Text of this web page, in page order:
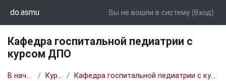
do.asmu Вы не вошли в систему (Вход)
Кафедра госпитальной педиатрии с
курсом ДПО
В начало Курсы Кафедра госпитальной педиатрии с курсом ДПО